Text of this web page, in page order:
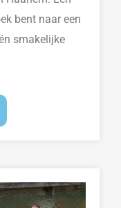
bent naar een
smakelijke